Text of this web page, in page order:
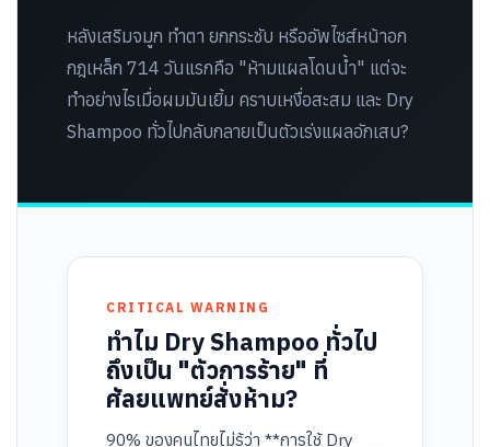
หลังเสริมจมูก ทำตา ยกกระชับ หรืออัพไซส์หน้าอก
กฎเหล็ก 714 วันแรกคือ "ห้ามแผลโดนน้ำ" แต่จะ
ทำอย่างไรเมื่อผมมันเยิ้ม คราบเหงื่อสะสม และ Dry
Shampoo ทั่วไปกลับกลายเป็นตัวเร่งแผลอักเสบ?
CRITICAL WARNING
ทำไม Dry Shampoo ทั่วไป
ถึงเป็น "ตัวการร้าย" ที่
ศัลยแพทย์สั่งห้าม?
90% ของคนไทยไม่รู้ว่า **การใช้ Dry